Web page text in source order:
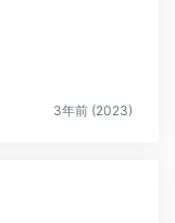
3年前 (2023)